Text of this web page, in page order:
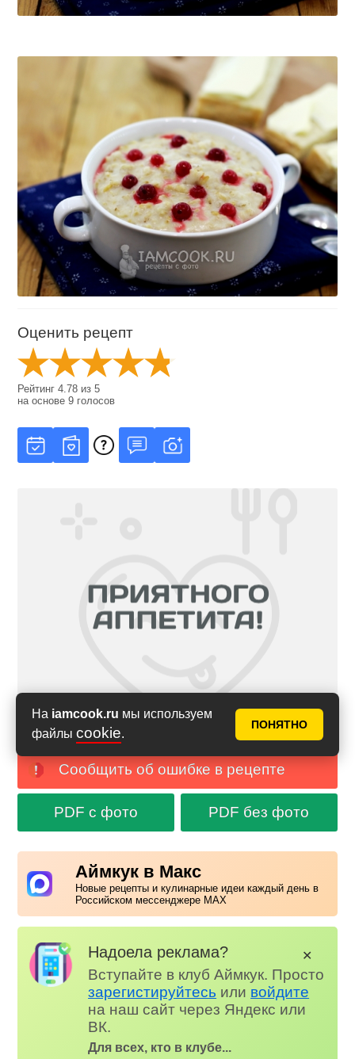
На iamcook.ru мы используем
файлы cookie.
ПОНЯТНО
Оценить рецепт
Рейтинг4.78 из5
на основе9 голосов
Сообщить об ошибке в рецепте
PDF с фото PDF без фото
Аймкук в Макс
Новые рецепты и кулинарные идеи каждый день в
Российском мессенджере MAX
Надоела реклама?
Вступайте в клуб Аймкук. Просто
зарегистируйтесь или войдите
на наш сайт через Яндекс или
ВК.
Для всех, кто в клубе...
✕